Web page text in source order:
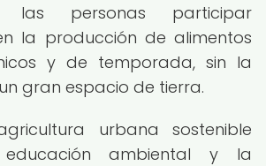
las personas participar
la producción de alimentos
y de temporada, sin la
gran espacio de tierra.
urbana sostenible
ambiental y la